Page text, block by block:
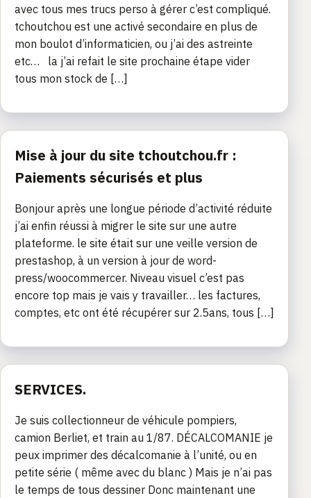
avec tous mes trucs perso à gérer c’est compliqué.
tchoutchou est une activé secondaire en plus de
mon boulot d’informaticien, ou j’ai des astreinte
etc… la j’ai refait le site prochaine étape vider
tous mon stock de […]
Mise à jour du site tchoutchou.fr :
Paiements sécurisés et plus
Bonjour après une longue période d’activité réduite
j’ai enfin réussi à migrer le site sur une autre
plateforme. le site était sur une veille version de
prestashop, à un version à jour de word-
press/woocommercer. Niveau visuel c’est pas
encore top mais je vais y travailler… les factures,
comptes, etc ont été récupérer sur 2.5ans, tous […]
SERVICES.
Je suis collectionneur de véhicule pompiers,
camion Berliet, et train au 1/87. DÉCALCOMANIE je
peux imprimer des décalcomanie à l’unité, ou en
petite série ( même avec du blanc ) Mais je n’ai pas
le temps de tous dessiner Donc maintenant une